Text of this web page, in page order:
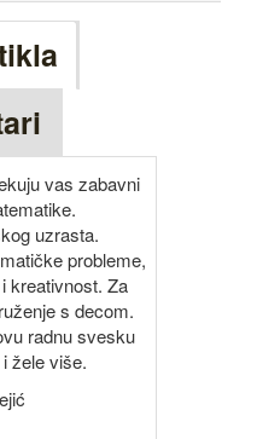
vas zabavni
uzrasta.
probleme,
kreativnost. Za
s decom.
radnu svesku
žele više.